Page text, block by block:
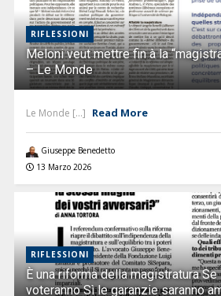
RIFLESSIONI
Meloni veut mettre fin à la
– Le Monde
Le Monde [...] Read More
Giuseppe Benedetto
13 Marzo 2026
RIFLESSIONI
È una riforma della magistratura
voteranno Sì le garanzie saranno